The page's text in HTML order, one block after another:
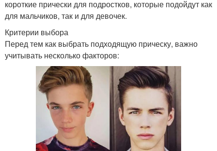
короткие прически для подростков, которые подойдут как
для мальчиков, так и для девочек.
Критерии выбора
Перед тем как выбрать подходящую прическу, важно
учитывать несколько факторов: